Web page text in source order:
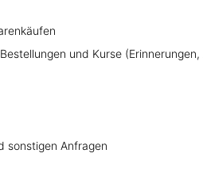
und Kurse (Erinnerungen,
Anfragen